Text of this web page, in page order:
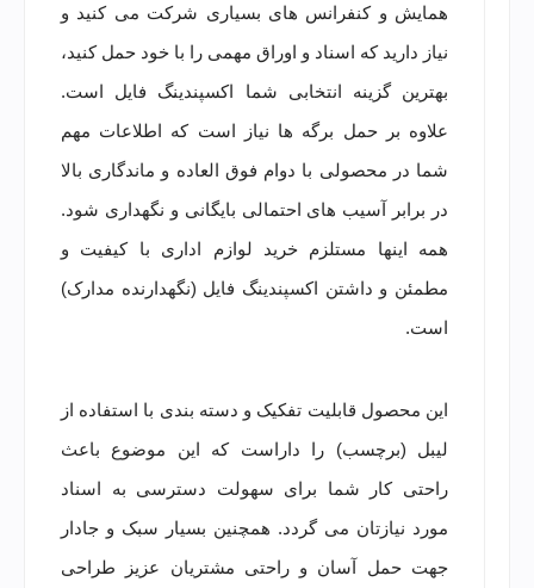
همایش و کنفرانس های بسیاری شرکت می کنید و
نیاز دارید که اسناد و اوراق مهمی را با خود حمل کنید،
بهترین گزینه انتخابی شما اکسپندینگ فایل است.
علاوه بر حمل برگه ها نیاز است که اطلاعات مهم
شما در محصولی با دوام فوق العاده و ماندگاری بالا
در برابر آسیب های احتمالی بایگانی و نگهداری شود.
همه اینها مستلزم خرید لوازم اداری با کیفیت و
مطمئن و داشتن اکسپندینگ فایل (نگهدارنده مدارک)
است.
این محصول قابلیت تفکیک و دسته بندی با استفاده از
لیبل (برچسب) را داراست که این موضوع باعث
راحتی کار شما برای سهولت دسترسی به اسناد
مورد نیازتان می گردد. همچنین بسیار سبک و جادار
جهت حمل آسان و راحتی مشتریان عزیز طراحی